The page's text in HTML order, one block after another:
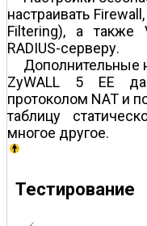
настраивать
Filtering), а также
RADIUS-серверу.
Дополнительные
ZyWALL 5 EE
протоколом NAT и
таблицу
многое другое.
Тестирование